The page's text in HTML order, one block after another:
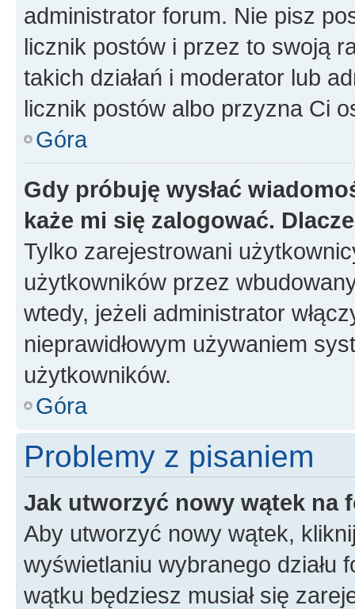
administrator forum. Nie pisz
licznik postów i przez to swoją
takich działań i moderator lub
licznik postów albo przyzna Ci
Góra
Gdy próbuję wysłać
każe mi się zalogować.
Tylko zarejestrowani
użytkowników przez
wtedy, jeżeli administrator
nieprawidłowym używaniem
użytkowników.
Góra
Problemy z pisaniem
Jak utworzyć nowy wątek na
Aby utworzyć nowy wątek,
wyświetlaniu wybranego działu
wątku będziesz musiał się